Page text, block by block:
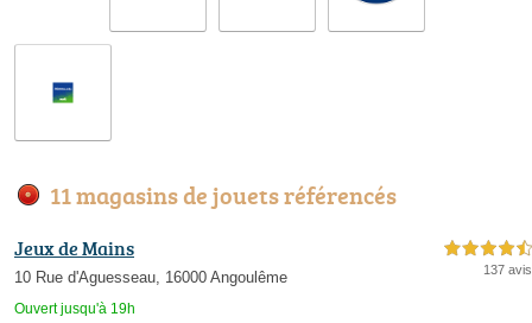
11 magasins de jouets référencés
Jeux de Mains
10 Rue d'Aguesseau, 16000 Angoulême
Ouvert jusqu'à 19h
4,5 étoiles sur 5
137 avis